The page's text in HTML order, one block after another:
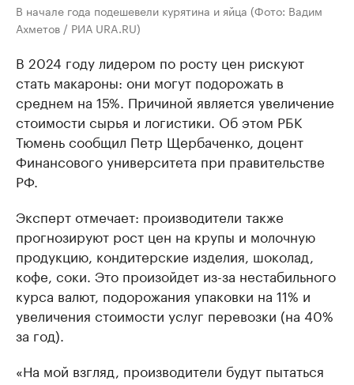
В начале года подешевели курятина и яйца (Фото: Вадим
Ахметов / РИА URA.RU)
В 2024 году лидером по росту цен рискуют
стать макароны: они могут подорожать в
среднем на 15%. Причиной является увеличение
стоимости сырья и логистики. Об этом РБК
Тюмень сообщил Петр Щербаченко, доцент
Финансового университета при правительстве
РФ.
Эксперт отмечает: производители также
прогнозируют рост цен на крупы и молочную
продукцию, кондитерские изделия, шоколад,
кофе, соки. Это произойдет из-за нестабильного
курса валют, подорожания упаковки на 11% и
увеличения стоимости услуг перевозки (на 40%
за год).
«На мой взгляд, производители будут пытаться